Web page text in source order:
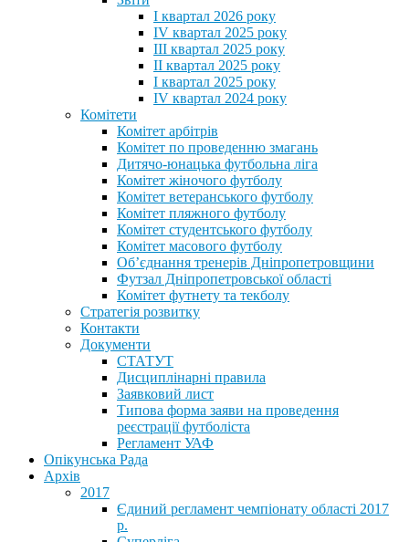
I квартал 2026 року
IV квартал 2025 року
III квартал 2025 року
II квартал 2025 року
I квартал 2025 року
IV квартал 2024 року
Комітети
Комітет арбітрів
Комітет по проведенню змагань
Дитячо-юнацька футбольна ліга
Комітет жіночого футболу
Комітет ветеранського футболу
Комітет пляжного футболу
Комітет студентського футболу
Комітет масового футболу
Обʼєднання тренерів Дніпропетровщини
Футзал Дніпропетровської області
Комітет футнету та текболу
Стратегія розвитку
Контакти
Документи
СТАТУТ
Дисциплінарні правила
Заявковий лист
Типова форма заяви на проведення
реєстрації футболіста
Регламент УАФ
Опікунська Рада
Архів
2017
Єдиний регламент чемпіонату області 2017
р.